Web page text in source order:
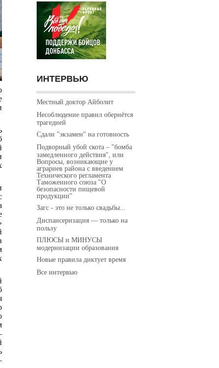
ИНТЕРВЬЮ
Местный доктор Айболит
Несоблюдение правил обернётся
трагедией
Сдали "экзамен" на готовность
Подворный убой скота – "бомба
замедленного действия", или
Вопросы, возникающие у
аграриев района с введением
Технического регламента
Таможенного союза "О
безопасности пищевой
продукции"
Загс - это не только свадьбы...
Диспансеризация — только на
пользу
ПЛЮСЫ и МИНУСЫ
модернизации образования
Новые правила диктует время
Все интервью